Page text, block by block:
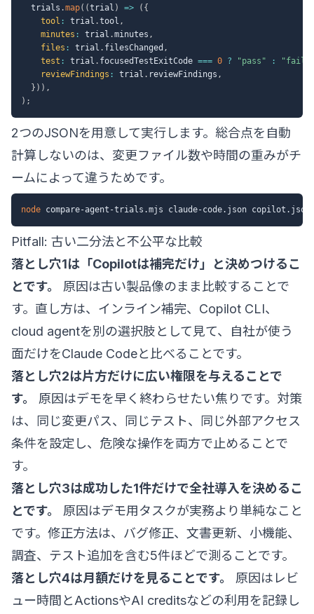
  trials
.map( (trial ) => ( {
tool : trial .tool ,
minutes : trial .minutes ,
files : trial . filesChanged ,
test : trial . focusedTestExitCode === 0 ? "pass" : "fail"
reviewFindings : trial . reviewFindings ,
} ) ) ,
) ;
2つのJSONを用意して実行します。総合点を自動
計算しないのは、変更ファイル数や時間の重みがチ
ームによって違うためです。
node
Pitfall: 古い二分法と不公平な比較
落とし穴1は「Copilotは補完だけ」と決めつけるこ
とです。
原因は古い製品像のまま比較することで
す。直し方は、インライン補完、Copilot CLI、
cloud agentを別の選択肢として見て、自社が使う
面だけをClaude Codeと比べることです。
落とし穴2は片方だけに広い権限を与えることで
す。
原因はデモを早く終わらせたい焦りです。対策
は、同じ変更パス、同じテスト、同じ外部アクセス
条件を設定し、危険な操作を両方で止めることで
す。
落とし穴3は成功した1件だけで全社導入を決めるこ
とです。
原因はデモ用タスクが実務より単純なこと
です。修正方法は、バグ修正、文書更新、小機能、
調査、テスト追加を含む5件ほどで測ることです。
落とし穴4は月額だけを見ることです。
原因はレビ
ュー時間とActionsやAI creditsなどの利用を記録し